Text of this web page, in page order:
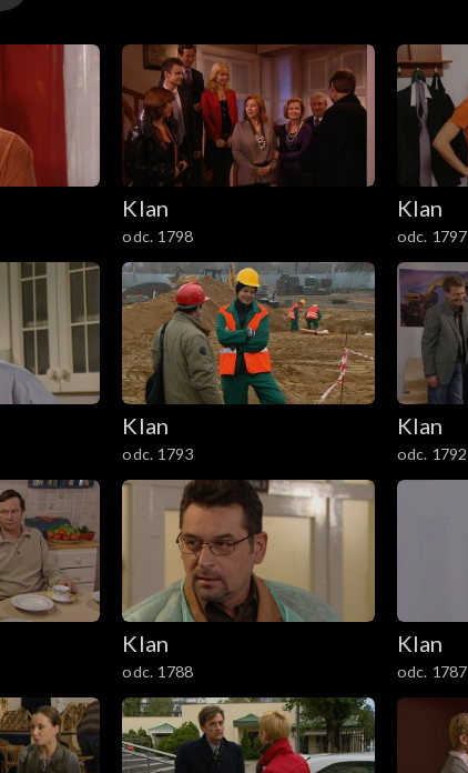
Klan
odc. 1798
Klan
odc. 1797
Klan
odc. 1793
Klan
odc. 1792
Klan
odc. 1788
Klan
odc. 1787